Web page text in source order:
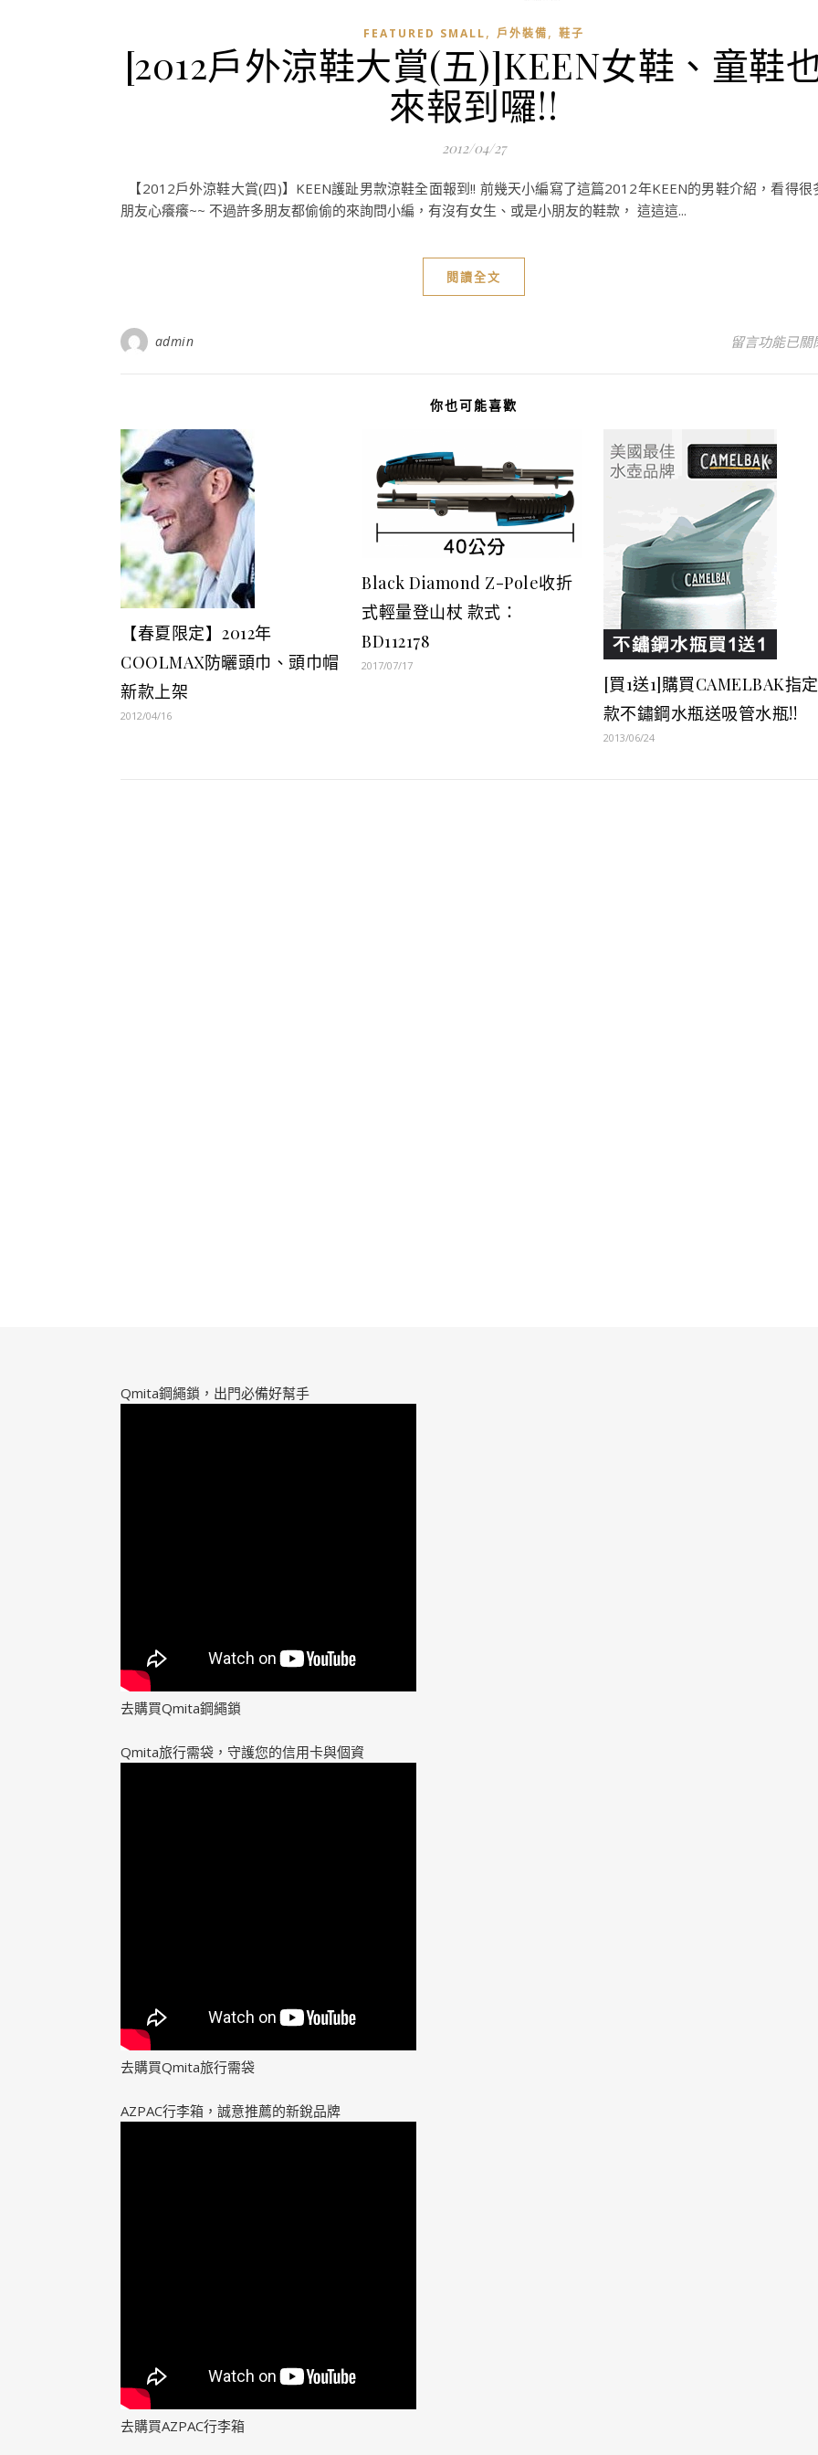
FEATURED SMALL, 戶外裝備, 鞋子
[2012戶外涼鞋大賞(五)]KEEN女鞋、童鞋
來報到囉!!
2012/04/27
【2012戶外涼鞋大賞(四)】KEEN護趾男款涼鞋全面報到!! 前幾天小編寫了這篇2012年KEEN的男鞋介紹，看得很
朋友心癢癢~~ 不過許多朋友都偷偷的來詢問小編，有沒有女生、或是小朋友的鞋款， 這這這...
閱讀全文
admin 在〈[2012戶
留言功能已關
你也可能喜歡
【春夏限定】2012年
COOLMAX防曬頭巾、頭巾帽
新款上架
2012/04/16
Black Diamond Z-Pole收折
式輕量登山杖 款式：
BD112178
2017/07/17
[買1送1]購買CAMELBAK指定
款不鏽鋼水瓶送吸管水瓶!!
2013/06/24
Qmita鋼繩鎖，出門必備好幫手
去購買Qmita鋼繩鎖
Qmita旅行需袋，守護您的信用卡與個資
去購買Qmita旅行需袋
AZPAC行李箱，誠意推薦的新銳品牌
去購買AZPAC行李箱